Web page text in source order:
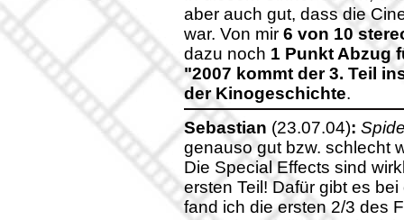
aber auch gut, dass die
war. Von mir 6 von 10
dazu noch 1 Punkt Abzug
"2007 kommt der 3. Teil
der Kinogeschichte.
Sebastian (23.07.04):
genauso gut bzw. schlecht
Die Special Effects sind
ersten Teil! Dafür gibt es
fand ich die ersten 2/3 des